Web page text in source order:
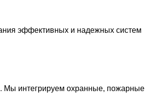
эффективных и надежных систем
Мы интегрируем охранные, пожарные